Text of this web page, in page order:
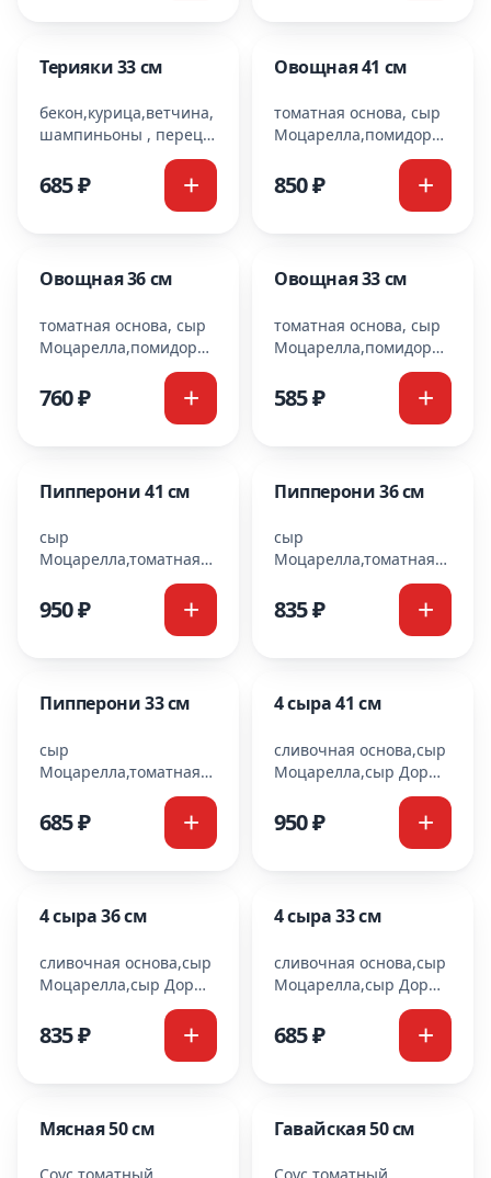
Терияки 33 см
бекон,курица,ветчина,
шампиньоны , перец
болгарский,кунжут,соус
ранч,соус терияки,сыр
Моцарелла
685 ₽
Овощная 41 см
томатная основа, сыр
болгарский перец,
шампиньоны, красный
лук
850 ₽
Овощная 36 см
томатная основа, сыр
Моцарелла,помидоры,маслины,
болгарский перец,
шампиньоны, красный
лук
760 ₽
Овощная 33 см
томатная основа, сыр
болгарский перец,
шампиньоны, красный
лук
585 ₽
Пипперони 41 см
сыр
Моцарелла,томатная
пипперони
950 ₽
Пипперони 36 см
сыр
Моцарелла,томатная
пипперони
835 ₽
Пипперони 33 см
сыр
Моцарелла,томатная
пипперони
685 ₽
4 сыра 41 см
сливочная основа,сыр
Моцарелла,сыр Дор
Пармезан,сыр Чеддер
950 ₽
4 сыра 36 см
сливочная основа,сыр
Моцарелла,сыр Дор
Пармезан,сыр Чеддер
835 ₽
4 сыра 33 см
сливочная основа,сыр
Моцарелла,сыр Дор
Пармезан,сыр Чеддер
685 ₽
Мясная 50 см Гавайская 50 см